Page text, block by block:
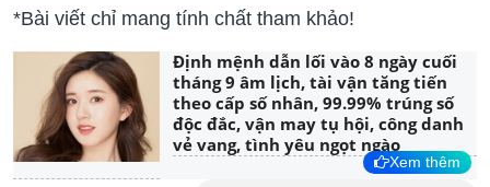
*Bài viết chỉ mang tính chất tham khảo!
Định mệnh dẫn lối vào 8 ngày cuối
tháng 9 âm lịch, tài vận tăng tiến
theo cấp số nhân, 99.99% trúng số
độc đắc, vận may tụ hội, công danh
vẻ vang, tình yêu ngọt ngào
Xem thêm